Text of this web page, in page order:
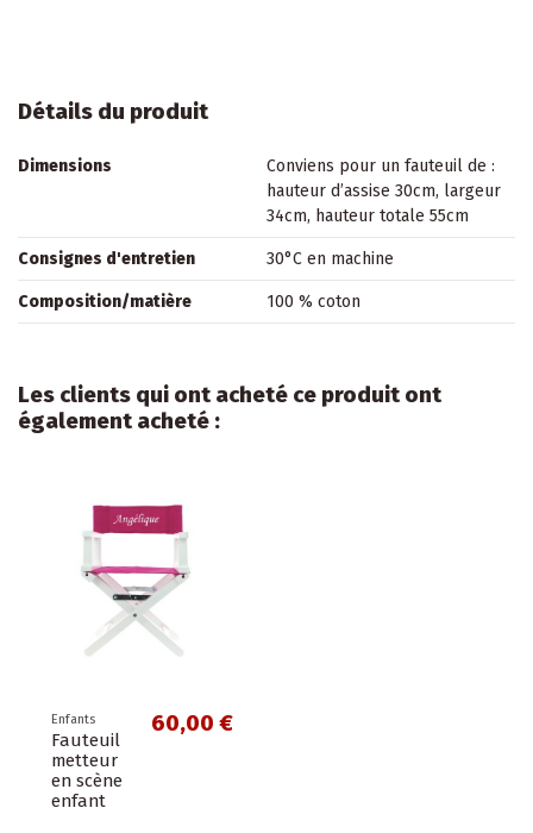
Détails du produit
Dimensions
Conviens pour un fauteuil de :
hauteur d’assise 30cm, largeur
34cm, hauteur totale 55cm
Consignes d'entretien 30°C en machine
Composition/matière 100 % coton
Les clients qui ont acheté ce produit ont
également acheté :
Enfants
Fauteuil
metteur
en scène
enfant
60,00 €